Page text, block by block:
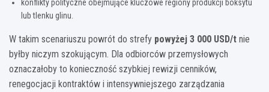
konflikty polityczne obejmujące kluczowe regiony produkcji boksytu
lub tlenku glinu.
W takim scenariuszu powrót do strefy powyżej 3 000 USD/t nie
byłby niczym szokującym. Dla odbiorców przemysłowych
oznaczałoby to konieczność szybkiej rewizji cenników,
renegocjacji kontraktów i intensywniejszego zarządzania